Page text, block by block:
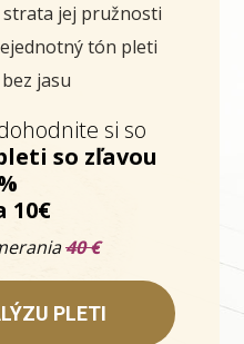
jej pružnosti
tón pleti
jasu
si so
so zľavou
10€
40 €
CHCEM ANALÝZU PLETI